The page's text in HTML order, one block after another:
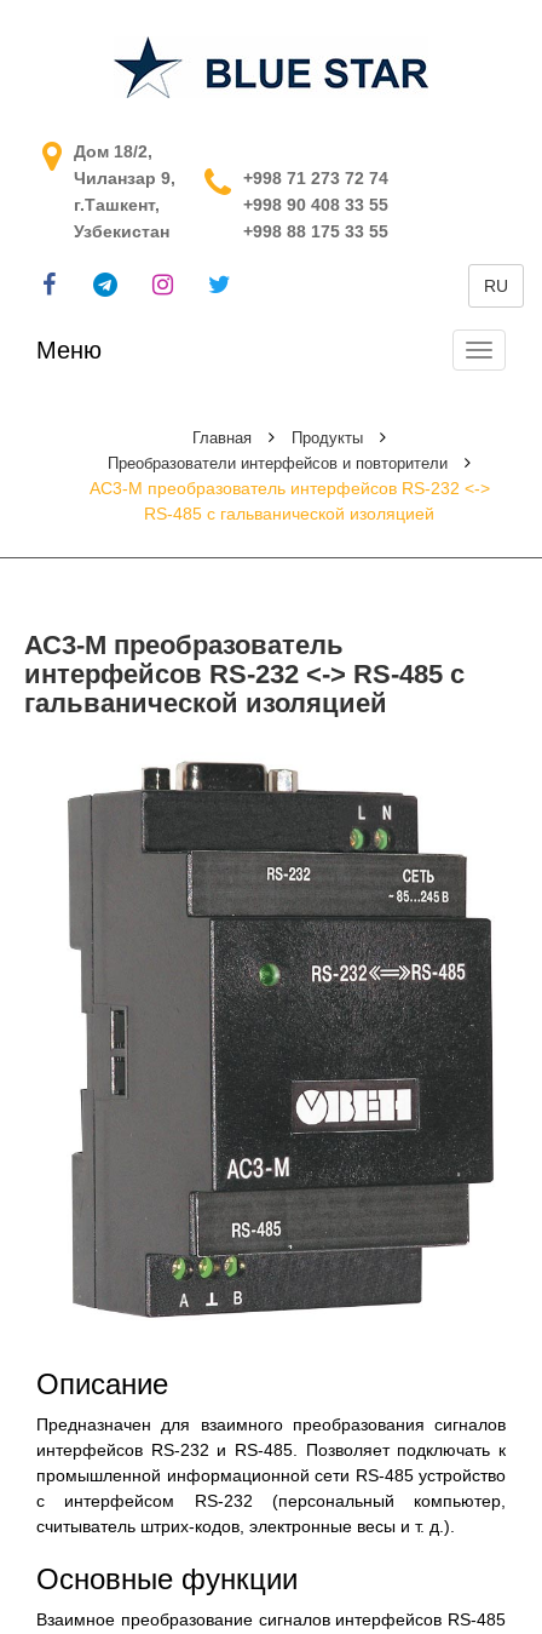
АСУ ТП в Узбекистане
Дом 18/2,
Чиланзар 9,
г.Ташкент,
Узбекистан
+998 71 273 72 74
+998 90 408 33 55
+998 88 175 33 55
RU
Меню
Главная
Продукты
Преобразователи интерфейсов и повторители
АС3-М преобразователь интерфейсов RS-232 <->
RS-485 с гальванической изоляцией
АС3-М преобразователь
интерфейсов RS-232 <-> RS-485 с
гальванической изоляцией
Описание
Предназначен для взаимного преобразования сигналов
интерфейсов RS-232 и RS-485. Позволяет подключать к
промышленной информационной сети RS-485 устройство
с интерфейсом RS-232 (персональный компьютер,
считыватель штрих-кодов, электронные весы и т. д.).
Основные функции
Взаимное преобразование сигналов интерфейсов RS-485